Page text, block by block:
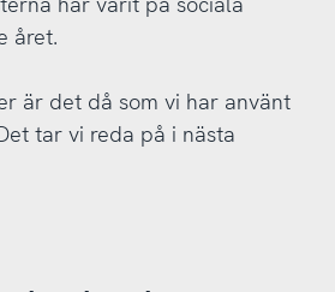
året.
är det då som vi har använt
tar vi reda på i nästa